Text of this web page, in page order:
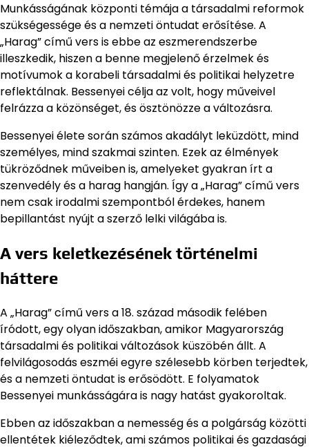
Munkásságának központi témája a társadalmi reformok
szükségessége és a nemzeti öntudat erősítése. A
„Harag” című vers is ebbe az eszmerendszerbe
illeszkedik, hiszen a benne megjelenő érzelmek és
motívumok a korabeli társadalmi és politikai helyzetre
reflektálnak. Bessenyei célja az volt, hogy műveivel
felrázza a közönséget, és ösztönözze a változásra.
Bessenyei élete során számos akadályt leküzdött, mind
személyes, mind szakmai szinten. Ezek az élmények
tükröződnek műveiben is, amelyeket gyakran írt a
szenvedély és a harag hangján. Így a „Harag” című vers
nem csak irodalmi szempontból érdekes, hanem
bepillantást nyújt a szerző lelki világába is.
A vers keletkezésének történelmi
háttere
A „Harag” című vers a 18. század második felében
íródott, egy olyan időszakban, amikor Magyarország
társadalmi és politikai változások küszöbén állt. A
felvilágosodás eszméi egyre szélesebb körben terjedtek,
és a nemzeti öntudat is erősödött. E folyamatok
Bessenyei munkásságára is nagy hatást gyakoroltak.
Ebben az időszakban a nemesség és a polgárság közötti
ellentétek kiéleződtek, ami számos politikai és gazdasági